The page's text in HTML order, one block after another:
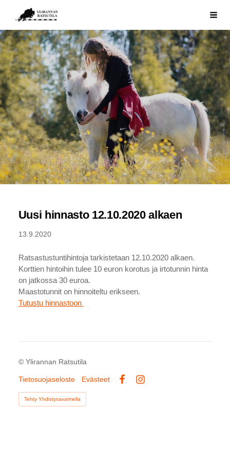
sivun
sisältöön
Ylirannan Ratsutila
Uusi hinnasto 12.10.2020 alkaen
13.9.2020
Ratsastustuntihintoja tarkistetaan 12.10.2020 alkaen.
Korttien hintoihin tulee 10 euron korotus ja irtotunnin hinta
on jatkossa 30 euroa.
Maastotunnit on hinnoiteltu erikseen.
Tutustu hinnastoon
© Ylirannan Ratsutila
Tietosuojaseloste
Evästeet
Tehty Yhdistysavaimella